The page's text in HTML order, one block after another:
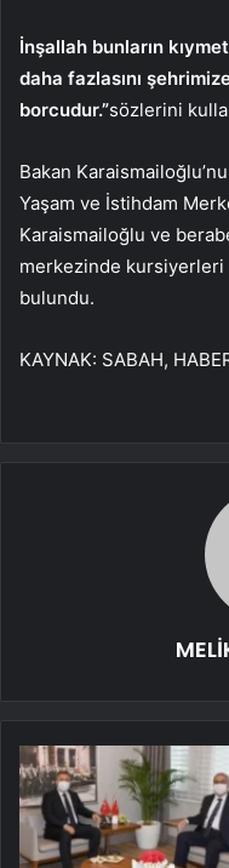
İnşallah bunların
daha fazlasını
borcudur.”sözlerini
Bakan
Yaşam ve İstihdam
Karaismailoğlu ve
merkezinde
bulundu.
KAYNAK: SABAH,